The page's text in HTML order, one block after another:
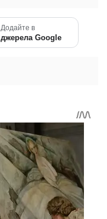
Додайте в
джерела Google